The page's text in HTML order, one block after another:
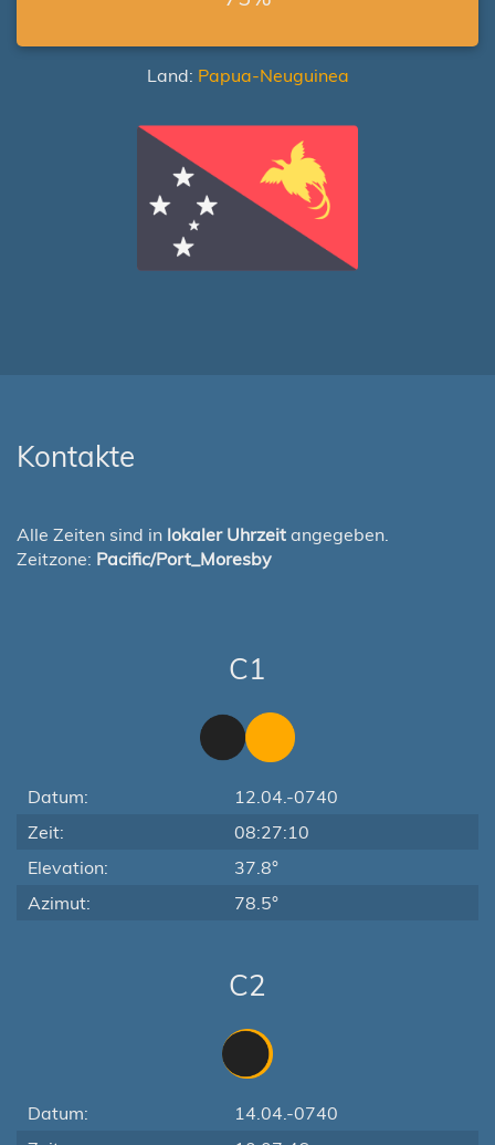
Land: Papua-Neuguinea
Kontakte
Alle Zeiten sind in lokaler Uhrzeit angegeben.
Zeitzone: Pacific/Port_Moresby
C1
Datum:
12.04.-0740
Zeit:
08:27:10
Elevation:
37.8°
Azimut:
78.5°
C2
Datum:
14.04.-0740